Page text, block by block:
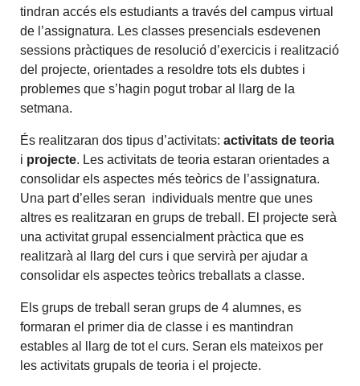
tindran accés els estudiants a través del campus virtual
de l’assignatura. Les classes presencials esdevenen
sessions pràctiques de resolució d’exercicis i realització
del projecte, orientades a resoldre tots els dubtes i
problemes que s’hagin pogut trobar al llarg de la
setmana.
És realitzaran dos tipus d’activitats:activitats de teoria
i projecte. Les activitats de teoria estaran orientades a
consolidar els aspectes més teòrics de l’assignatura.
Una part d’elles seran individuals mentre que unes
altres es realitzaran en grups de treball. El projecte serà
una activitat grupal essencialment pràctica que es
realitzarà al llarg del curs i que servirà per ajudar a
consolidar els aspectes teòrics treballats a classe.
Els grups de treball seran grups de 4 alumnes, es
formaran el primer dia de classe i es mantindran
estables al llarg de tot el curs. Seran els mateixos per
les activitats grupals de teoria i el projecte.